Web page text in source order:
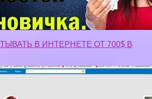
В ИНТЕРНЕТЕ ОТ 700$ В